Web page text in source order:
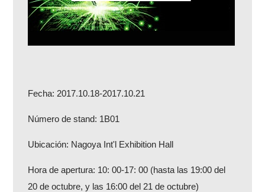
Fecha: 2017.10.18-2017.10.21
Número de stand: 1B01
Ubicación: Nagoya Int'l Exhibition Hall
Hora de apertura: 10: 00-17: 00 (hasta las 19:00 del
20 de octubre, y las 16:00 del 21 de octubre)